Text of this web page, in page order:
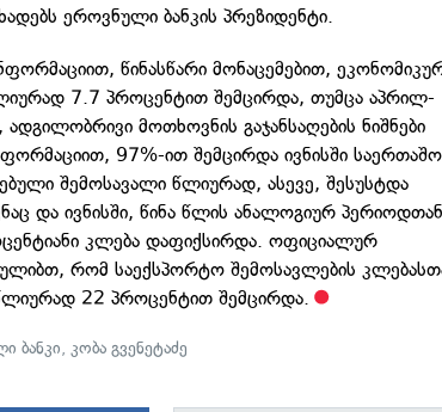
ეროვნული ბანკის პრეზიდენტი.
წინასწარი მონაცემებით,
7.7 პროცენტით შემცირდა, თუმცა აპრილ-
მოთხოვნის გაჯანსაღების ნიშნები
97%-ით შემცირდა ივნისში
შემოსავალი წლიურად, ასევე, შესუსტდა
და ივნისში, წინა წლის ანალოგიურ პერიოდთან
კლება დაფიქსირდა. ოფიციალურ
რომ საექსპორტო შემოსავლების
22 პროცენტით შემცირდა.
ბანკი,კობა გვენეტაძე